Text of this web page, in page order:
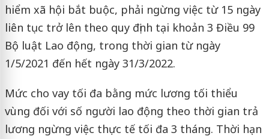
hiểm xã hội bắt buộc, phải ngừng việc từ 15 ngày
liên tục trở lên theo quy định tại khoản 3 Điều 99
Bộ luật Lao động, trong thời gian từ ngày
1/5/2021 đến hết ngày 31/3/2022.
Mức cho vay tối đa bằng mức lương tối thiểu
vùng đối với số người lao động theo thời gian trả
lương ngừng việc thực tế tối đa 3 tháng. Thời hạn